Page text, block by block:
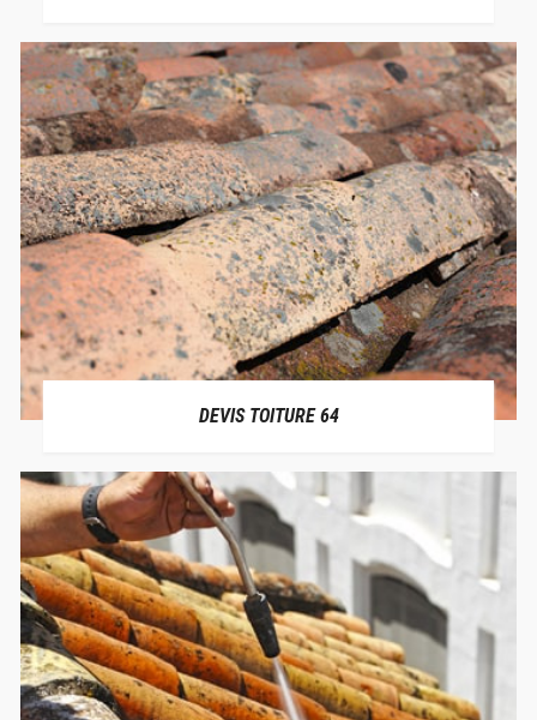
DEVIS TOITURE 64